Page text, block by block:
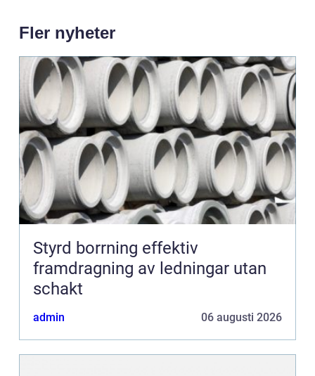
Fler nyheter
Styrd borrning effektiv
framdragning av ledningar utan
schakt
admin 06 augusti 2026